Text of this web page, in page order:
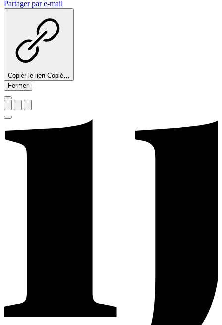
Partager par e-mail
Copier le lien Copié…
Fermer